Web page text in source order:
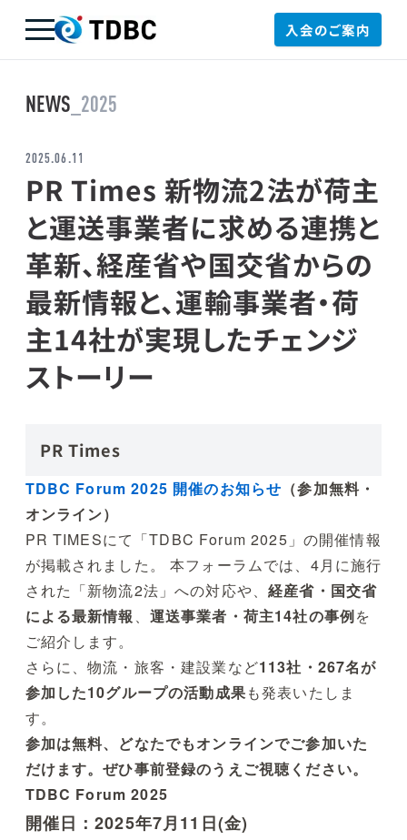
TDBC 入会のご案内
NEWS _2025
2025.06.11
PR Times 新物流2法が荷主
と運送事業者に求める連携と
革新、経産省や国交省からの
最新情報と、運輸事業者・荷
主14社が実現したチェンジ
ストーリー
PR Times
TDBC Forum 2025 開催のお知らせ （参加無料・
オンライン）
PR TIMESにて「TDBC Forum 2025」の開催情報
が掲載されました。 本フォーラムでは、4月に施行
された「新物流2法」への対応や、経産省・国交省
による最新情報 、 運送事業者・荷主14社の事例を
ご紹介します。
さらに、物流・旅客・建設業など113社・267名が
参加した10グループの活動成果も発表いたしま
す。
参加は無料、どなたでもオンラインでご参加いた
だけます。ぜひ事前登録のうえご視聴ください。
TDBC Forum 2025
開催日：2025年7月11日(金)